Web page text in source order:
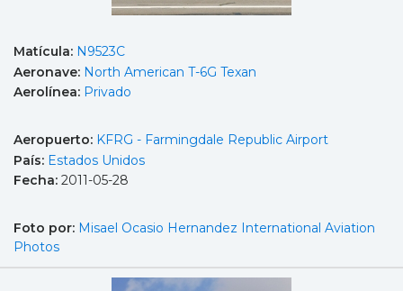
Matícula: N9523C
Aeronave: North American T-6G Texan
Aerolínea: Privado
Aeropuerto: KFRG - Farmingdale Republic Airport
País: Estados Unidos
Fecha: 2011-05-28
Foto por: Misael Ocasio Hernandez International Aviation
Photos